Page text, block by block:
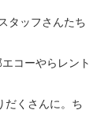
タッフさんたち
コーやらレント
だくさんに。ち